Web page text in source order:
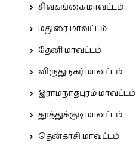
சிவகங்கை மாவட்டம்
மதுரை மாவட்டம்
தேனி மாவட்டம்
விருதுநகர் மாவட்டம்
இராமநாதபுரம் மாவட்டம்
தூத்துக்குடி மாவட்டம்
தென்காசி மாவட்டம்